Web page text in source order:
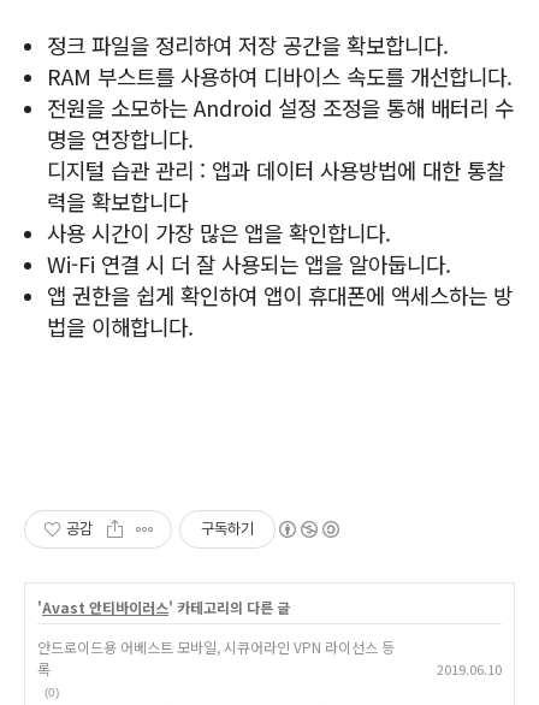
정크 파일을 정리하여 저장 공간을 확보합니다.
RAM 부스트를 사용하여 디바이스 속도를 개선합니다.
전원을 소모하는 Android 설정 조정을 통해 배터리 수
명을 연장합니다.
디지털 습관 관리 : 앱과 데이터 사용방법에 대한 통찰
력을 확보합니다
사용 시간이 가장 많은 앱을 확인합니다.
Wi-Fi 연결 시 더 잘 사용되는 앱을 알아둡니다.
앱 권한을 쉽게 확인하여 앱이 휴대폰에 액세스하는 방
법을 이해합니다.
공감 구독하기
'Avast 안티바이러스' 카테고리의 다른 글
안드로이드용 어베스트 모바일, 시큐어라인 VPN 라이선스 등
록
(0)
2019.06.10